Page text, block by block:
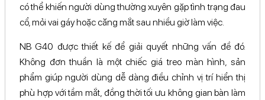
Mô tả khác
Tính năng
Điều chỉnh độ cao linh hoạt
Quản lý dây cáp âm bên trong tay đỡ
Tiết kiệm không gian làm việc
Hỗ trợ lắp đặt bằng kẹp bàn hoặc xuyên lỗ bàn
có thể khiến người dùng thường xuyên gặp tình trạng đau
cổ, mỏi vai gáy hoặc căng mắt sau nhiều giờ làm việc.
NB G40 được thiết kế để giải quyết những vấn đề đó.
Không đơn thuần là một chiếc giá treo màn hình, sản
phẩm giúp người dùng dễ dàng điều chỉnh vị trí hiển thị
phù hợp với tầm mắt, đồng thời tối ưu không gian bàn làm